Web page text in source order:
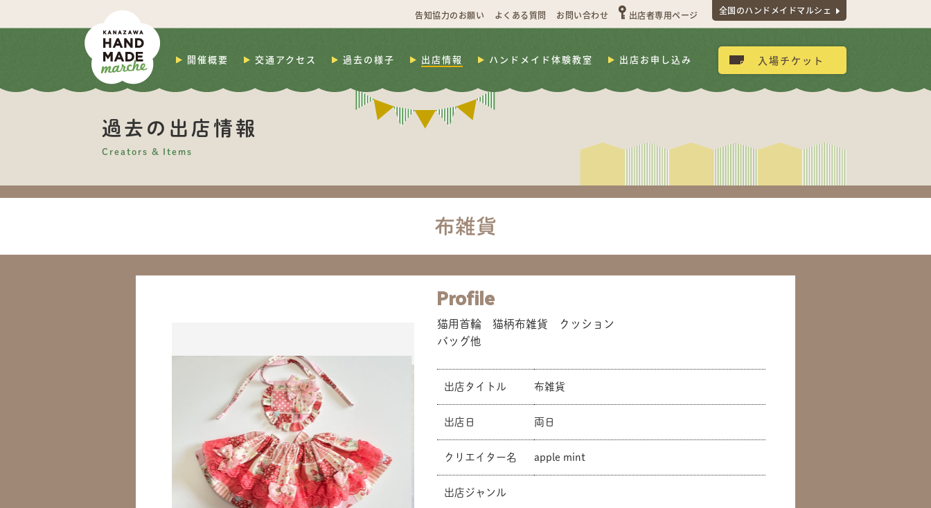
告知協力のお願い よくある質問 お問い合わせ 出店者専用ページ 全国のハンドメイドマルシェ
開催概要 交通アクセス 過去の様子 出店情報 ハンドメイド体験教室 出店お申し込み 入場チケット
過去の出店情報
Creators & Items
布雑貨
Profile
猫用首輪 猫柄布雑貨 クッション
バッグ他
出店タイトル 布雑貨
出店日 両日
クリエイター名 apple mint
出店ジャンル